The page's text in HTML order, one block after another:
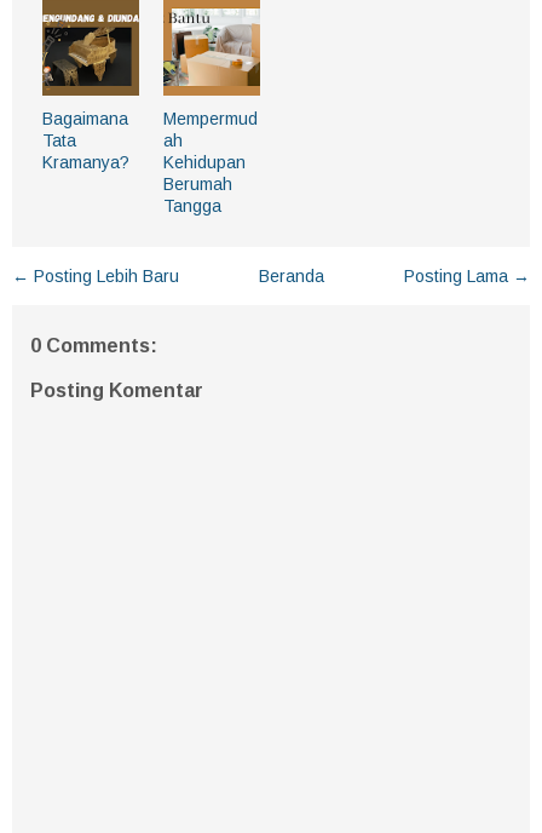
Bagaimana
Tata
Kramanya?
Mempermud
ah
Kehidupan
Berumah
Tangga
← Posting Lebih Baru Posting Lama →
Beranda
0 Comments:
Posting Komentar